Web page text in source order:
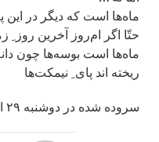
ماه‌ها است که دیگر در
حتّا اگر ام‌روز آخرین روز
ماه‌ها است بوسه‌ها چون
ریخته اند پای ِ نیمکت‌ها
سروده شده در دوشنبه ۲۹ اسفند ۱۴۰۱ ساعت ۱۶:۱۷